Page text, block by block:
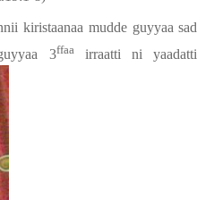
kiristaanaa mudde guyyaa
3ffaairraatti ni